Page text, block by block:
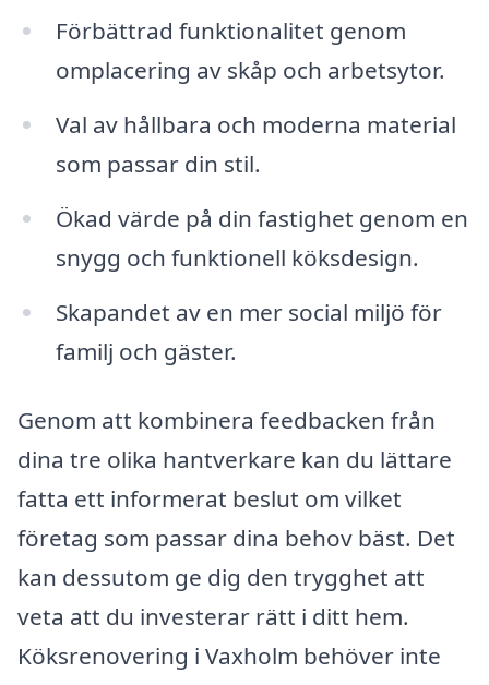
Förbättrad funktionalitet genom
omplacering av skåp och arbetsytor.
Val av hållbara och moderna material
som passar din stil.
Ökad värde på din fastighet genom en
snygg och funktionell köksdesign.
Skapandet av en mer social miljö för
familj och gäster.
Genom att kombinera feedbacken från
dina tre olika hantverkare kan du lättare
fatta ett informerat beslut om vilket
företag som passar dina behov bäst. Det
kan dessutom ge dig den trygghet att
veta att du investerar rätt i ditt hem.
Köksrenovering i Vaxholm behöver inte